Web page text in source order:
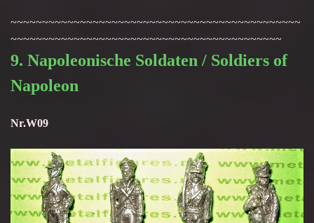
~~~~~~~~~~~~~~~~~~~~~~~~~~~~~~~~~~~~~~~~~~~~~~
~~~~~~~~~~~~~~~~~~~~~~~~~~~~~~~~~~~~~~~~~~~
9. Napoleonische Soldaten / Soldiers of
Napoleon
Nr.W09